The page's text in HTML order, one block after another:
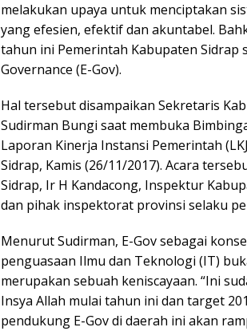
melakukan upaya untuk menciptakan
yang efesien, efektif dan akuntabel.
tahun ini Pemerintah Kabupaten Sidrap
Governance (E-Gov).
Hal tersebut disampaikan Sekretaris
Sudirman Bungi saat membuka
Laporan Kinerja Instansi Pemerintah
Sidrap, Kamis (26/11/2017). Acara
Sidrap, Ir H Kandacong, Inspektur
dan pihak inspektorat provinsi selaku
Menurut Sudirman, E-Gov sebagai
penguasaan Ilmu dan Teknologi (IT)
merupakan sebuah keniscayaan. “Ini
Insya Allah mulai tahun ini dan target
pendukung E-Gov di daerah ini akan